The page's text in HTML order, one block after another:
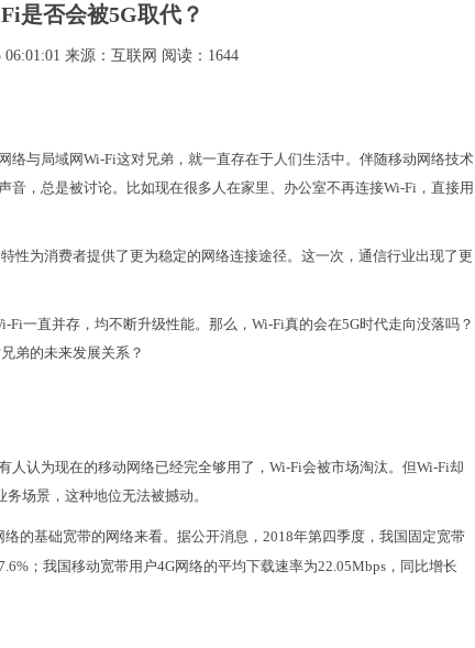
是否会被5G取代？
06:01:01 来源：互联网 阅读：1644
络与局域网Wi-Fi这对兄弟，就一直存在于人们生活中。伴随移动网络技术
音，总是被讨论。比如现在很多人在家里、办公室不再连接Wi-Fi，直接用
性为消费者提供了更为稳定的网络连接途径。这一次，通信行业出现了更
Fi一直并存，均不断升级性能。那么，Wi-Fi真的会在5G时代走向没落吗？
弟的未来发展关系？
人认为现在的移动网络已经完全够用了，Wi-Fi会被市场淘汰。但Wi-Fi却
场景，这种地位无法被撼动。
络的基础宽带的网络来看。据公开消息，2018年第四季度，我国固定宽带
；我国移动宽带用户4G网络的平均下载速率为22.05Mbps，同比增长